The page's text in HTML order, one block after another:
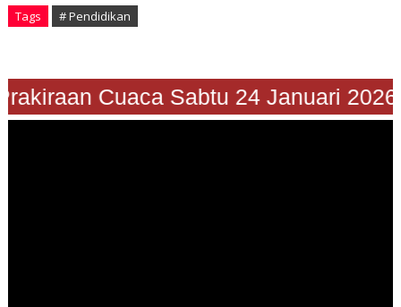
Tags # Pendidikan
Cuaca Sabtu 24 Januari 2026"